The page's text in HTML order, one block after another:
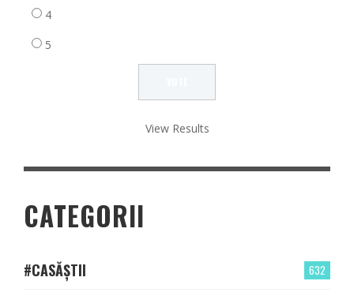
4
5
View Results
CATEGORII
632
#CASĂȘTII